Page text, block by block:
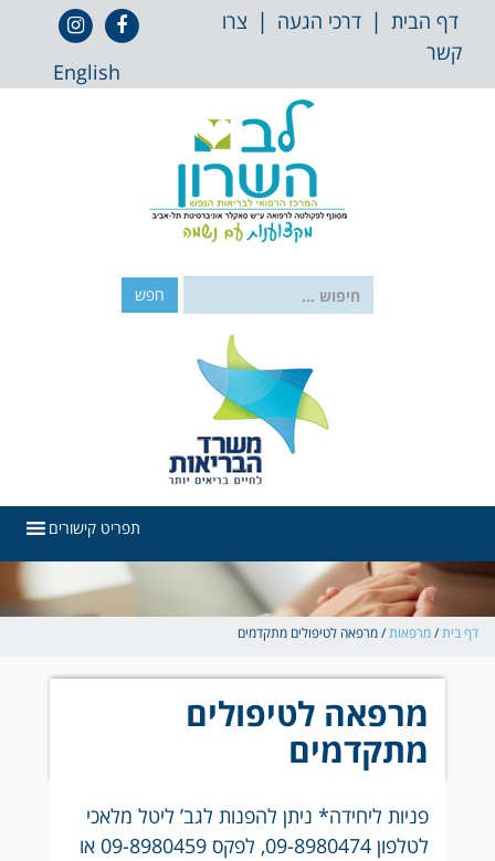
לתוכן
דף הבית| דרכי הגעה| צרו
קשר
אייקון
פייסבוק
אייקון
אינסטגרם
English
תפריט קישורים
בית/מרפאות/מרפאה לטיפולים מתקדמים
מרפאה לטיפולים
מתקדמים
פניות ליחידה* ניתן להפנות לגב’ ליטל מלאכי
לטלפון 09-8980474, לפקס 09-8980459 או